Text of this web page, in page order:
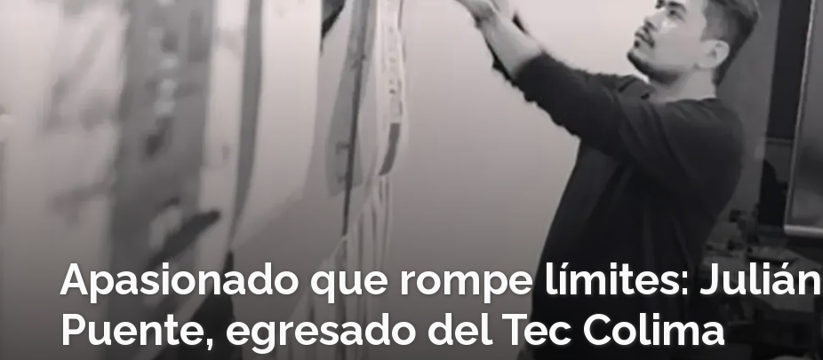
Apasionado que rompe límites: Julián
Puente, egresado del Tec Colima